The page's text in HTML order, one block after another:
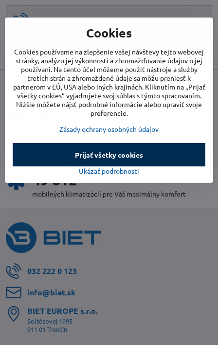
032 222 0 123
uplynulý rok v číslach
252 567
domácností so zdravým a čistým vzduchom
2 366
domov zbavených vlhkosti
52 438
mobilných klimatizácií pre Váš maximálny komfort
032 222 0 123
info​@biet​.sk
BIET EUROPE s​.r​.o​.
Šoltésovej 1995
911 01 Trenčín
Cookies
Cookies používame na zlepšenie vašej návštevy tejto webovej
stránky, analýzu jej výkonnosti a zhromažďovanie údajov o jej
používaní. Na tento účel môžeme použiť nástroje a služby
tretích strán a zhromaždené údaje sa môžu preniesť k
partnerom v EÚ, USA alebo iných krajinách. Kliknutím na „Prijať
všetky cookies“ vyjadrujete svoj súhlas s týmto spracovaním.
Nižšie môžete nájsť podrobné informácie alebo upraviť svoje
preferencie.
Zásady ochrany osobných údajov
Ukázať podrobnosti
Prijať všetky cookies